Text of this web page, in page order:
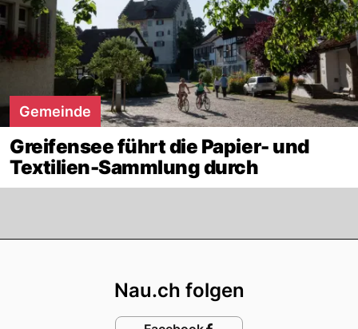
Gemeinde
Greifensee führt die Papier- und
Textilien-Sammlung durch
Nau.ch folgen